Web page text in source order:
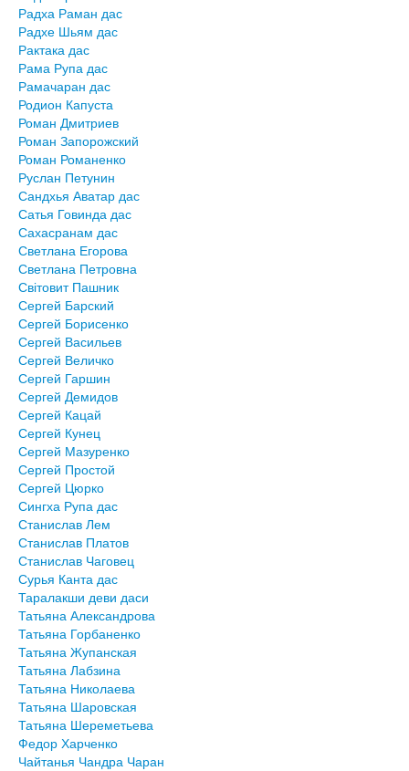
Радха Раман дас
Радхе Шьям дас
Рактака дас
Рама Рупа дас
Рамачаран дас
Родион Капуста
Роман Дмитриев
Роман Запорожский
Роман Романенко
Руслан Петунин
Сандхья Аватар дас
Сатья Говинда дас
Сахасранам дас
Светлана Егорова
Светлана Петровна
Світовит Пашник
Сергей Барский
Сергей Борисенко
Сергей Васильев
Сергей Величко
Сергей Гаршин
Сергей Демидов
Сергей Кацай
Сергей Кунец
Сергей Мазуренко
Сергей Простой
Сергей Цюрко
Сингха Рупа дас
Станислав Лем
Станислав Платов
Станислав Чаговец
Сурья Канта дас
Таралакши деви даси
Татьяна Александрова
Татьяна Горбаненко
Татьяна Жупанская
Татьяна Лабзина
Татьяна Николаева
Татьяна Шаровская
Татьяна Шереметьева
Федор Харченко
Чайтанья Чандра Чаран